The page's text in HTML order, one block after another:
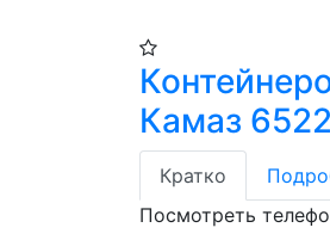
Камаз 6522
Кратко
Посмотреть